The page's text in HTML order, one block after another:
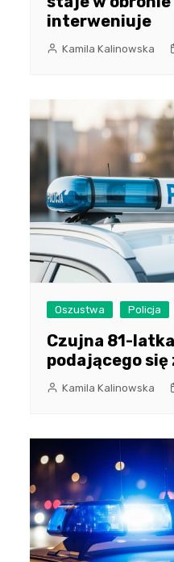
interweniuje
Kamila Kalinowska
Oszustwa Policja
Czujna 81-
podającego
Kamila Kalinowska